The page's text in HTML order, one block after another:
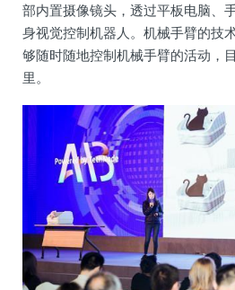
部内置摄像镜头，透过平板电脑、
身视觉控制机器人。机械手臂的技
够随时随地控制机械手臂的活动，
里。